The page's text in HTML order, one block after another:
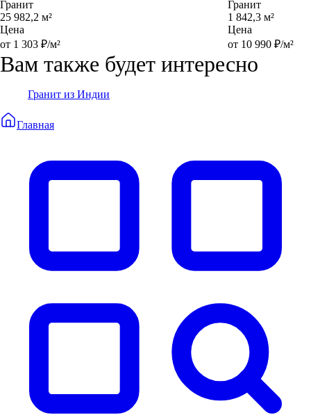
Гранит
25 982,2 м²
Цена
от 1 303 ₽/м²
Гранит
1 842,3 м²
Цена
от 10 990 ₽/м²
Вам также будет интересно
Гранит из Индии
Главная